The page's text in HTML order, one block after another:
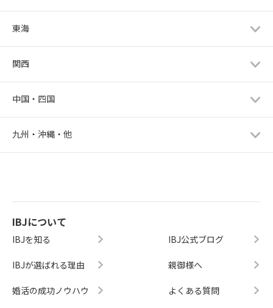
東海
関西
中国・四国
九州・沖縄・他
IBJについて
IBJを知る
IBJが選ばれる理由
婚活の成功ノウハウ
IBJ公式ブログ
親御様へ
よくある質問